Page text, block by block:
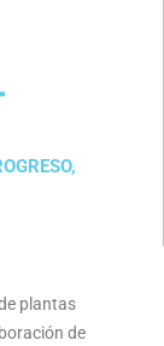
plantas
de